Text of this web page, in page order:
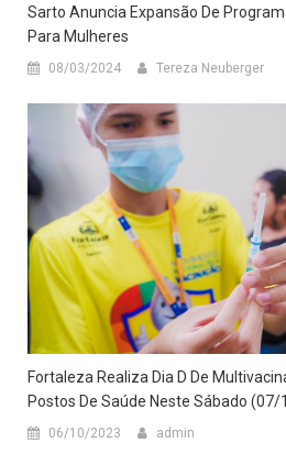
Sarto Anuncia Expansão De
Para Mulheres
08/03/2024 Tereza Neuberger
Fortaleza Realiza Dia D De
Postos De Saúde Neste Sábado (07/
06/10/2023 admin